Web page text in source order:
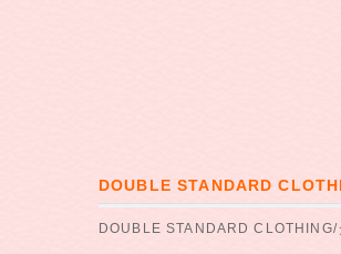
DOUBLE STANDARD
DOUBLE STANDARD